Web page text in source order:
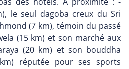
le seul dagoba creux du Sri
(7 km), témoin du passé
(15 km) et son marché aux
(20 km) et son bouddha
réputée pour ses sports